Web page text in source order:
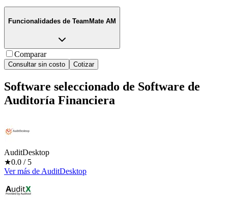
Funcionalidades de TeamMate AM
Comparar
Consultar sin costo Cotizar
Software seleccionado de Software de
Auditoría Financiera
AuditDesktop
★0.0 / 5
Ver más de AuditDesktop